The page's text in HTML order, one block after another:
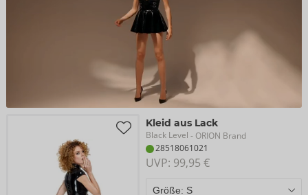
Kleid aus Lack
Black Level - ORION Brand
28518061021
UVP: 99,95 €